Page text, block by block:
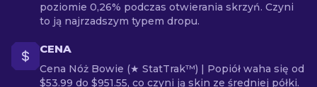
poziomie 0,26% podczas otwierania skrzyń. Czyni
to ją najrzadszym typem dropu.
CENA
Cena Nóż Bowie (★ StatTrak™) | Popiół waha się od
$53.99 do $951.55, co czyni ją skin ze średniej półki.